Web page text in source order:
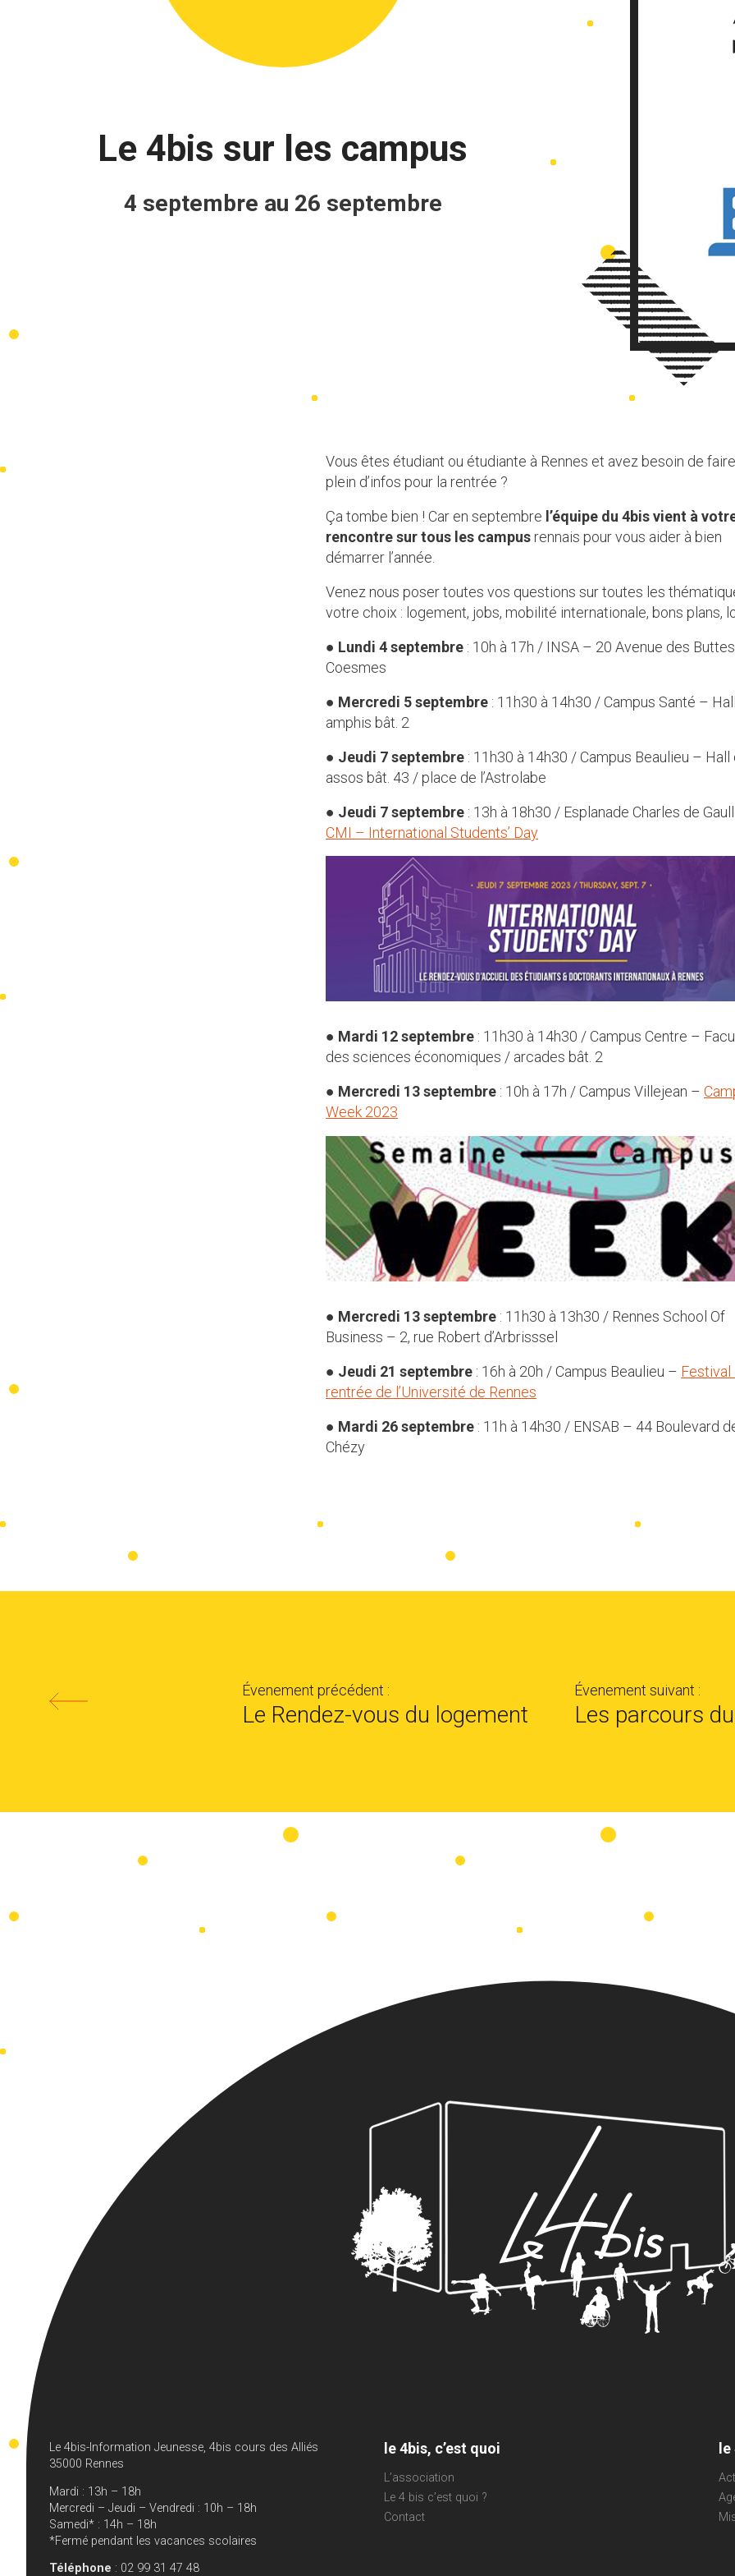
Le 4bis sur les campus
4 septembre au 26 septembre
Vous êtes étudiant ou étudiante à Rennes et avez besoin de
plein d’infos pour la rentrée ?
Ça tombe bien ! Car en septembre l’équipe du 4bis vient à
rencontre sur tous les campus rennais pour vous aider à bien
démarrer l’année.
Venez nous poser toutes vos questions sur toutes les
votre choix : logement, jobs, mobilité internationale, bons plans,
● Lundi 4 septembre : 10h à 17h / INSA – 20 Avenue des
Coesmes
● Mercredi 5 septembre : 11h30 à 14h30 / Campus Santé –
amphis bât. 2
● Jeudi 7 septembre : 11h30 à 14h30 / Campus Beaulieu – Hall
assos bât. 43 / place de l’Astrolabe
● Jeudi 7 septembre : 13h à 18h30 / Esplanade Charles de
CMI – International Students’ Day
● Mardi 12 septembre : 11h30 à 14h30 / Campus Centre –
des sciences économiques / arcades bât. 2
● Mercredi 13 septembre : 10h à 17h / Campus Villejean –
Week 2023
● Mercredi 13 septembre : 11h30 à 13h30 / Rennes School Of
Business – 2, rue Robert d’Arbrisssel
● Jeudi 21 septembre : 16h à 20h / Campus Beaulieu – Festival
rentrée de l’Université de Rennes
● Mardi 26 septembre : 11h à 14h30 / ENSAB – 44 Boulevard
Chézy
Évenement précédent :
Le Rendez-vous du logement
Évenement suivant :
Les parcours
Le 4bis-Information Jeunesse, 4bis cours des Alliés
35000 Rennes
Mardi : 13h – 18h
Mercredi – Jeudi – Vendredi : 10h – 18h
Samedi* : 14h – 18h
*Fermé pendant les vacances scolaires
Téléphone : 02 99 31 47 48
le 4bis, c’est quoi
L’association
Le 4 bis c’est quoi ?
Contact